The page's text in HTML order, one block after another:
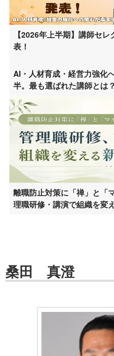
【2026年上半期】講師セ
表！
AI・人材育成・経営力強化
半。最も選ばれた講師とは？
離職防止対策に「禅」と「
理職研修・講演で組織を変
桑田 真澄